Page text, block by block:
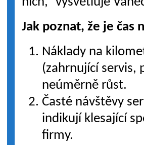
Jak poznat, že je čas
Náklady na
(zahrnující servis,
neúměrně růst.
Časté návštěvy
indikují klesající
firmy.